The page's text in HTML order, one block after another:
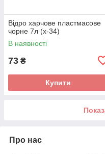
Відро харчове пластмасове
чорне 7л (х-34)
В наявності
73 ₴
Купити
Про нас